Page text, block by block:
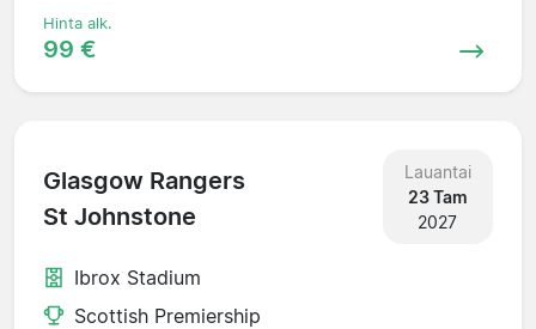
Hinta alk.
99 €
Glasgow Rangers
St Johnstone
Lauantai
23 Tam
2027
Ibrox Stadium
Scottish Premiership